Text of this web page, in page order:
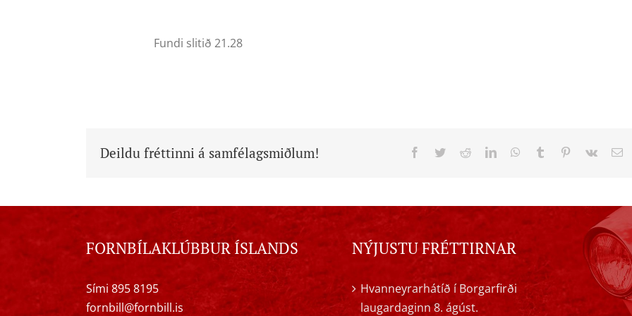
Fundi slitið 21.28
Deildu fréttinni á samfélagsmiðlum! Facebook
TwitterRedditLinkedInWhatsApp
Tumblr Pinterest
Vk
FORNBÍLAKLÚBBUR ÍSLANDS
Sími 895 8195
fornbill@fornbill.is
NÝJUSTU FRÉTTIRNAR
Hvanneyrarhátíð í Borgarfirði
laugardaginn 8. ágúst.